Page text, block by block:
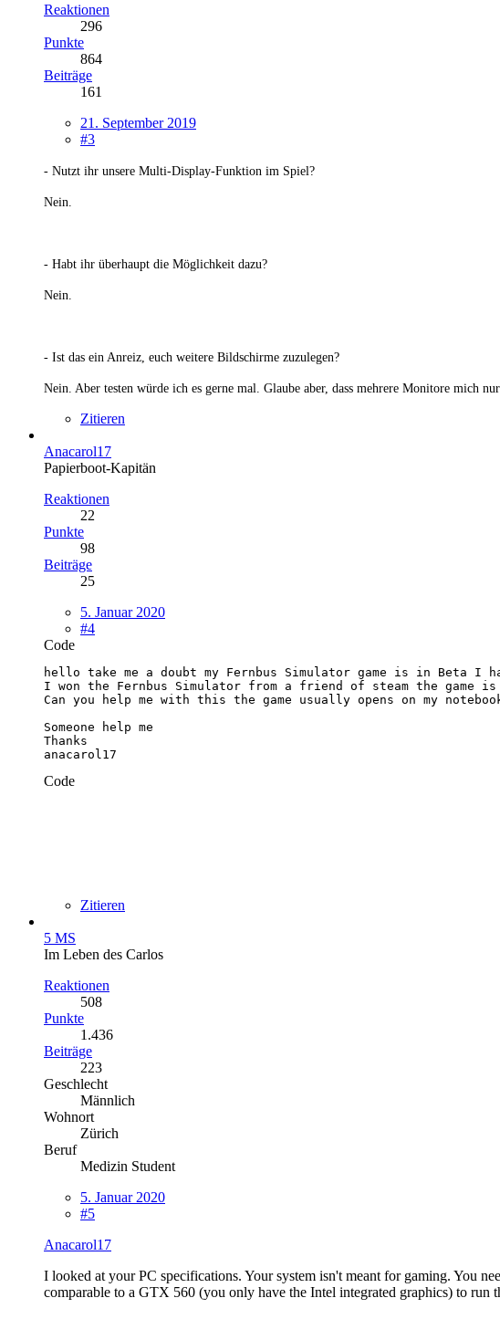
Reaktionen
296
Punkte
864
Beiträge
161
21. September 2019
#3
- Nutzt ihr unsere Multi-Display-Funktion im Spiel?
Nein.
- Habt ihr überhaupt die Möglichkeit dazu?
Nein.
- Ist das ein Anreiz, euch weitere Bildschirme zuzulegen?
Nein. Aber testen würde ich es gerne mal. Glaube aber, dass mehrere Monitore mich
Zitieren
Anacarol17
Papierboot-Kapitän
Reaktionen
22
Punkte
98
Beiträge
25
5. Januar 2020
#4
Code
anacarol17
Code
Zitieren
5 MS
Im Leben des Carlos
Reaktionen
508
Punkte
1.436
Beiträge
223
Geschlecht
Männlich
Wohnort
Zürich
Beruf
Medizin Student
5. Januar 2020
#5
Anacarol17
I looked at your PC specifications. Your system isn't meant for gaming. You
comparable to a GTX 560 (you only have the Intel integrated graphics) to run